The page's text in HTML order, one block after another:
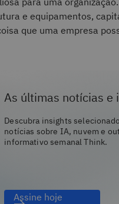
e equipamentos,
que uma empresa
As últimas notícias e
Descubra insights
notícias sobre IA, nuvem e
informativo semanal Think.
Assine hoje